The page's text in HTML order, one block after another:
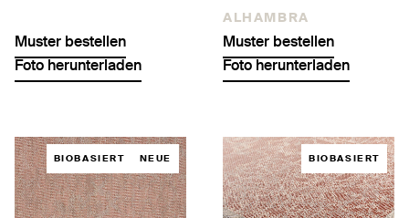
Muster bestellen
Foto herunterladen
ALHAMBRA
Muster bestellen
Foto herunterladen
BIOBASIERT NEUE BIOBASIERT